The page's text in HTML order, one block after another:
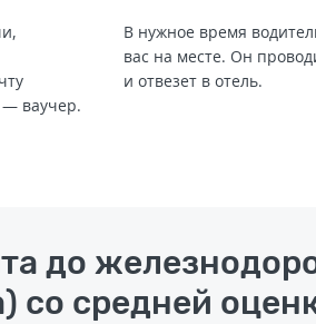
— ваучер.
В нужное время
вас на месте. Он
и отвезет в отель.
до
со средней